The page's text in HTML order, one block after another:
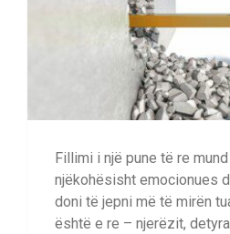
Fillimi i një pune të re
njëkohësisht emocionues
doni të jepni më të mirën
është e re – njerëzit,